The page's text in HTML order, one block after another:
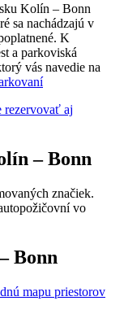
Kolín – Bonn
sa nachádzajú v
K
a parkoviská
vás navedie na
rezervovať aj
– Bonn
značiek.
vo
Bonn
mapu priestorov